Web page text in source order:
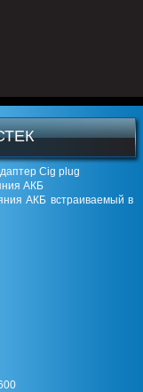
Cig plug
АКБ
АКБ встраиваемый в